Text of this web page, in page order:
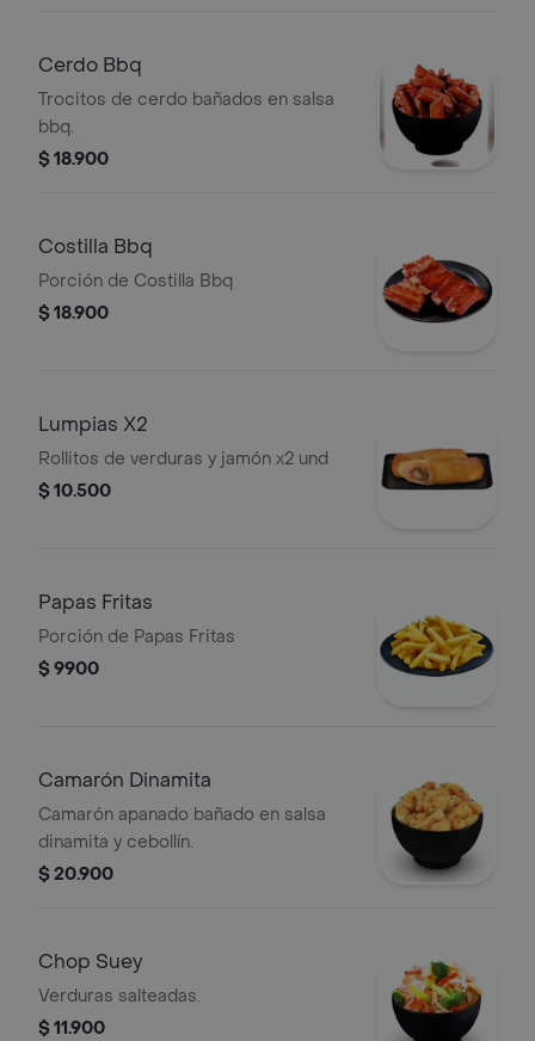
Cerdo Bbq
Trocitos de cerdo bañados en salsa
bbq.
$ 18.900
Costilla Bbq
Porción de Costilla Bbq
$ 18.900
Lumpias X2
Rollitos de verduras y jamón x2 und
$ 10.500
Papas Fritas
Porción de Papas Fritas
$ 9900
Camarón Dinamita
Camarón apanado bañado en salsa
dinamita y cebollín.
$ 20.900
Chop Suey
Verduras salteadas.
$ 11.900